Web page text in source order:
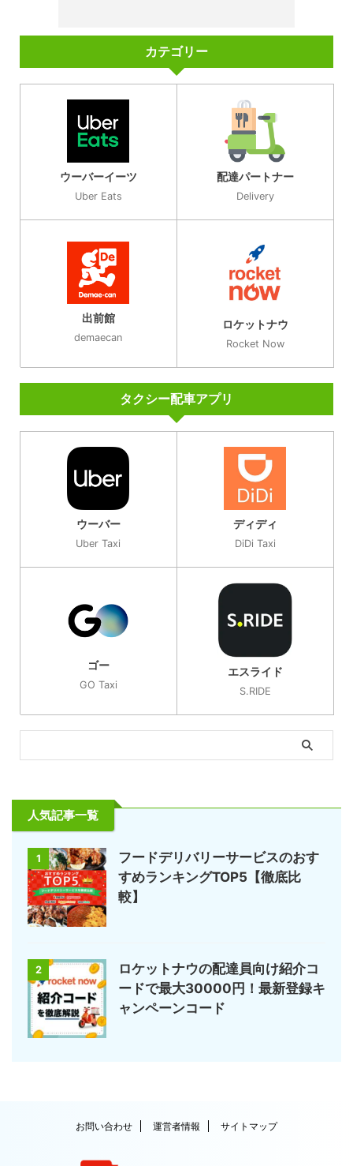
カテゴリー
ウーバーイーツ
Uber Eats
配達パートナー
Delivery
出前館
demaecan
ロケットナウ
Rocket Now
タクシー配車アプリ
ウーバー
Uber Taxi
ディディ
DiDi Taxi
ゴー
GO Taxi
エスライド
S.RIDE
人気記事一覧
1
フードデリバリーサービスのおす
すめランキングTOP5【徹底比
較】
2
ロケットナウの配達員向け紹介コ
ードで最大30000円！最新登録キ
ャンペーンコード
お問い合わせ 運営者情報 サイトマップ